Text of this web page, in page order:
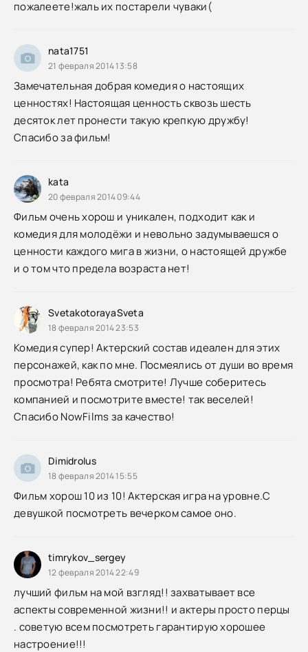
пожалеете!жаль их постарели чуваки(
nata1751
21 февраля 2014 13:58
Замечательная добрая комедия о настоящих
ценностях! Настоящая ценность сквозь шесть
десяток лет пронести такую крепкую дружбу!
Спасибо за фильм!
kata
20 февраля 2014 09:44
Фильм очень хорош и уникален, подходит как и
комедия для молодёжи и невольно задумываешся о
ценности каждого мига в жизни, о настоящей дружбе
и о том что предела возраста нет!
SvetakotorayaSveta
18 февраля 2014 23:53
Комедия супер! Актерский состав идеален для этих
персонажей, как по мне. Посмеялись от души во время
просмотра! Ребята смотрите! Лучше соберитесь
компанией и посмотрите вместе! так веселей!
Спасибо NowFilms за качество!
Dimidrolus
18 февраля 2014 15:55
Фильм хорош 10 из 10! Актерская игра на уровне.С
девушкой посмотреть вечерком самое оно.
timrykov_sergey
12 февраля 2014 22:49
лучший фильм на мой взгляд!! захватывает все
аспекты современной жизни!! и актеры просто перцы
. советую всем посмотреть гарантирую хорошее
настроение!!!